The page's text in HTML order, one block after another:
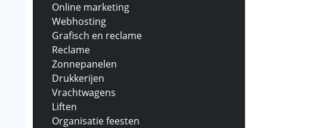
Online marketing
Webhosting
Grafisch en reclame
Reclame
Zonnepanelen
Drukkerijen
Vrachtwagens
Liften
Organisatie feesten